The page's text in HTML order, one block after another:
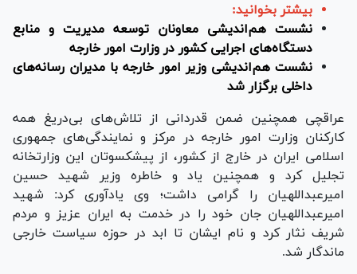
بیشتر بخوانید:
نشست هم‌اندیشی معاونان توسعه مدیریت و منابع
دستگاه‌های اجرایی کشور در وزارت امور خارجه
نشست هم‌اندیشی وزیر امور خارجه با مدیران رسانه‌های
داخلی برگزار شد
عراقچی همچنین ضمن قدردانی از تلاش‌های بی‌دریغ همه
کارکنان وزارت امور خارجه در مرکز و نمایندگی‌های جمهوری
اسلامی ایران در خارج از کشور، از پیشکسوتان این وزارتخانه
تجلیل کرد و همچنین یاد و خاطره وزیر شهید حسین
امیرعبداللهیان را گرامی داشت؛ وی یادآوری کرد: شهید
امیرعبداللهیان جان خود را در خدمت به ایران عزیز و مردم
شریف نثار کرد و نام ایشان تا ابد در حوزه سیاست خارجی
ماندگار شد.